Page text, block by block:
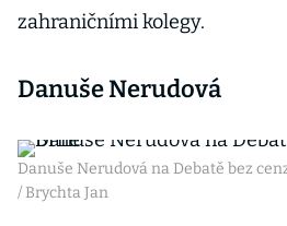
zahraničními kolegy.
Danuše Nerudová
Danuše Nerudová na Debatě bez
/ Brychta Jan